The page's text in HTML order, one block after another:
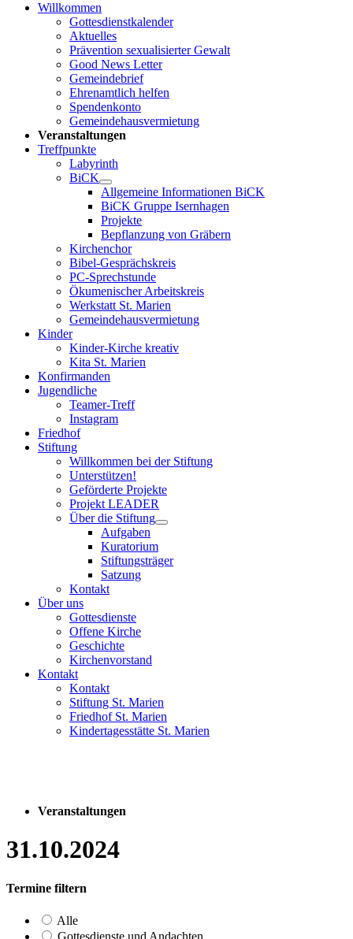
Willkommen
Gottesdienstkalender
Aktuelles
Prävention sexualisierter Gewalt
Good News Letter
Gemeindebrief
Ehrenamtlich helfen
Spendenkonto
Gemeindehausvermietung
Veranstaltungen
Treffpunkte
Labyrinth
BiCK
Allgemeine Informationen BiCK
BiCK Gruppe Isernhagen
Projekte
Bepflanzung von Gräbern
Kirchenchor
Bibel-Gesprächskreis
PC-Sprechstunde
Ökumenischer Arbeitskreis
Werkstatt St. Marien
Gemeindehausvermietung
Kinder
Kinder-Kirche kreativ
Kita St. Marien
Konfirmanden
Jugendliche
Teamer-Treff
Instagram
Friedhof
Stiftung
Willkommen bei der Stiftung
Unterstützen!
Geförderte Projekte
Projekt LEADER
Über die Stiftung
Aufgaben
Kuratorium
Stiftungsträger
Satzung
Kontakt
Über uns
Gottesdienste
Offene Kirche
Geschichte
Kirchenvorstand
Kontakt
Kontakt
Stiftung St. Marien
Friedhof St. Marien
Kindertagesstätte St. Marien
Veranstaltungen
31.10.2024
Termine filtern
Alle